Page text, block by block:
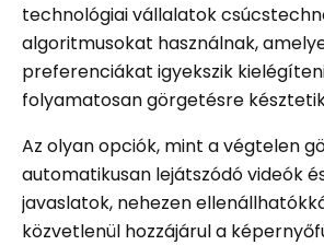
technológiai vállalatok
algoritmusokat használnak,
preferenciákat igyekszik
folyamatosan görgetésre
Az olyan opciók, mint a végtelen
automatikusan lejátszódó videók
javaslatok, nehezen
közvetlenül hozzájárul a